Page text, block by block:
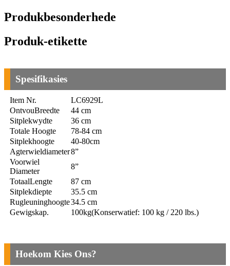
Produkbesonderhede
Produk-etikette
Spesifikasies
Item Nr.
LC6929L
OntvouBreedte
44 cm
Sitplekwydte
36 cm
Totale Hoogte
78-84 cm
Sitplekhoogte
40-80cm
Agterwieldiameter8”
Voorwiel
Diameter
8”
TotaalLengte
87 cm
Sitplekdiepte
35.5 cm
Rugleuninghoogte34.5 cm
Gewigskap.
100kg(Konserwatief: 100 kg / 220 lbs.)
Hoekom Kies Ons?